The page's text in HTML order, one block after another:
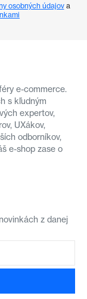
osobných údajova
e-commerce.
s kľudným
expertov,
UXákov,
odborníkov,
e-shop zase o
z danej